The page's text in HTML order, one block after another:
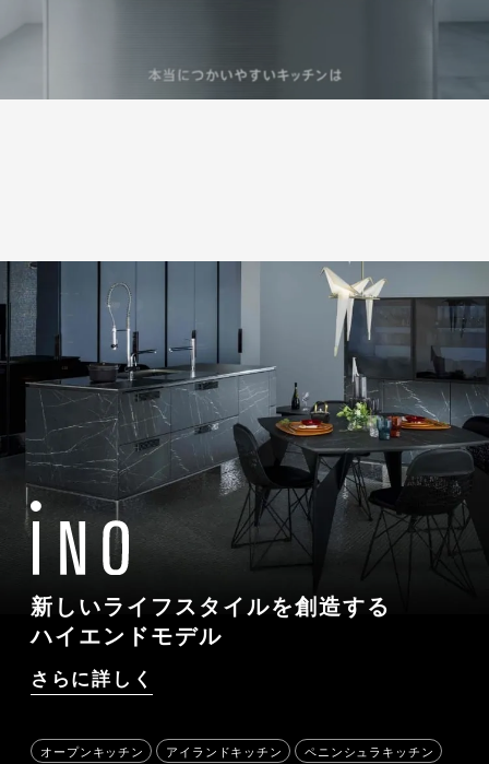
新しいライフスタイルを創造する
ハイエンドモデル
さらに詳しく
オープンキッチン アイランドキッチン ペニンシュラキッチン